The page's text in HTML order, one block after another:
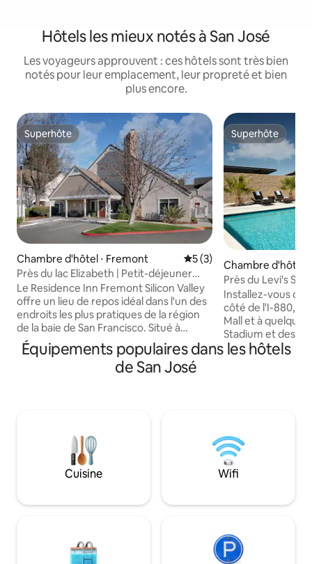
Hôtels les mieux notés à San José
Les voyageurs approuvent : ces hôtels sont très bien
notés pour leur emplacement, leur propreté et bien
plus encore.
Superhôte
Superhôte
Chambre d'hôtel ⋅ Fremont Évaluation moyenne sur
5 (3)
Près du lac Elizabeth | Petit-déjeuner
gratuit. Cuisine équipée
Le Residence Inn Fremont Silicon Valley
offre un lieu de repos idéal dans l'un des
endroits les plus pratiques de la région
de la baie de San Francisco. Situé à
quelques minutes seulement des
magasins, des restaurants, du lac
Elizabeth et des principales attractions
vous voyagiez pour affaires ou pour le
plaisir, profitez d'une cuisine
entièrement équipée, d'un petit-
déjeuner chaud gratuit, d'une piscine
à la salle de sport.
Superhôte
Superhôte
Chambre d'hôtel
Près du Levi's
gratuit. Piscine.
Installez-vous
côté de l'I-880, à
Mall et à
Stadium et des
Réveillez-vous
pour se détendre
Silicon Valley, ce
comme à la
améliorations
Équipements populaires dans les hôtels
de San José
Cuisine Wifi